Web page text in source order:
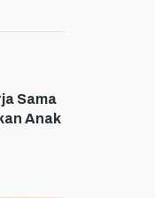
Sama
Anak